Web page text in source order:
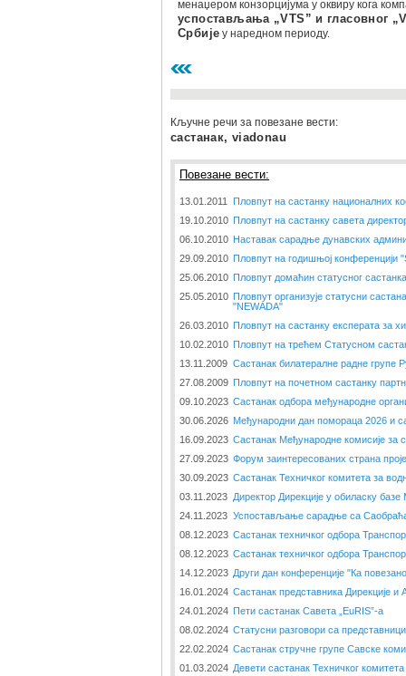
менаџером конзорцијума у оквиру кога
успостављања „VTS” и гласовног
Србије у наредном периоду.
Кључне речи за повезане вести:
састанак, viadonau
Повезане вести:
13.01.2011
Пловпут на састанку националних
19.10.2010 Пловпут на састанку савета
06.10.2010 Наставак сарадње дунавских
29.09.2010 Пловпут на годишњој конференцији
25.06.2010 Пловпут домаћин статусног састанка
25.05.2010 Пловпут организује статусни
"NEWADA"
26.03.2010 Пловпут на састанку експерата за
10.02.2010 Пловпут на трећем Статусном
13.11.2009 Састанак билатералне радне групе
27.08.2009 Пловпут на почетном састанку
09.10.2023 Састанак одбора међународне
30.06.2026 Међународни дан помораца 2026 и
16.09.2023 Састанак Међународне комисије за
27.09.2023 Форум заинтересованих страна
30.09.2023 Састанак Техничког комитета за
03.11.2023 Директор Дирекције у обиласку
24.11.2023 Успостављање сарадње са
08.12.2023 Састанак техничког одбора
08.12.2023 Састанак техничког одбора
14.12.2023 Други дан конференције "Ка
16.01.2024 Састанак представника Дирекције
24.01.2024 Пети састанак Савета „EuRIS”-a
08.02.2024 Статусни разговори са
22.02.2024 Састанак стручне групе Савске
01.03.2024 Девети састанак Техничког